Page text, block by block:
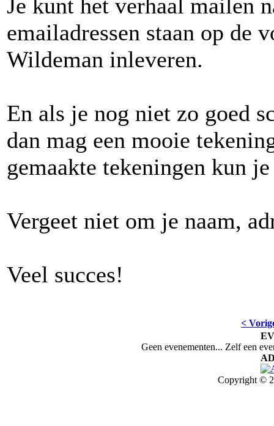
Je kunt het verhaal mailen
emailadressen staan op de
Wildeman inleveren.
En als je nog niet zo goed
dan mag een mooie
gemaakte tekeningen kun
Vergeet niet om je naam,
Veel succes!
<
Geen evenementen... Zelf een
Copyright ©